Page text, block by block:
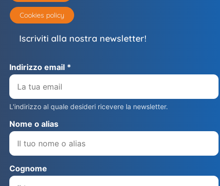
Cookies policy
Iscriviti alla nostra newsletter!
Indirizzo email *
L'indirizzo al quale desideri ricevere la newsletter.
Nome o alias
Cognome